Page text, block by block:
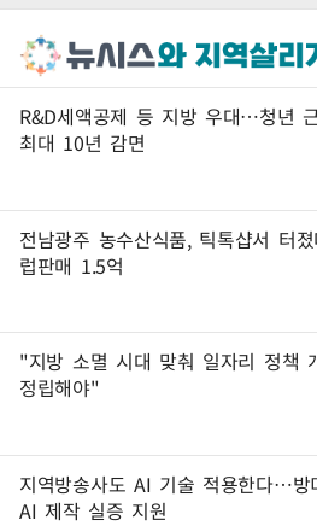
R&D세액공제 등 지방 우대…청년
최대 10년 감면
전남광주 농수산식품, 틱톡샵서 터
럽판매 1.5억
"지방 소멸 시대 맞춰 일자리 정책
정립해야"
지역방송사도 AI 기술 적용한다…방
AI 제작 실증 지원